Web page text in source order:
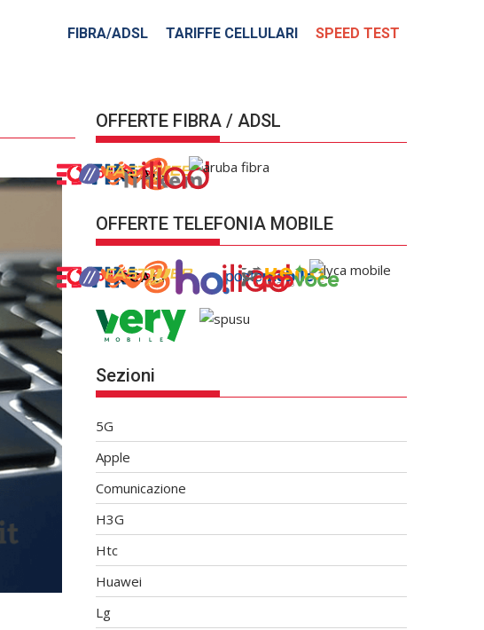
FIBRA/ADSL TARIFFE CELLULARI SPEED TEST
OFFERTE FIBRA / ADSL
OFFERTE TELEFONIA MOBILE
Sezioni
5G
Apple
Comunicazione
H3G
Htc
Huawei
Lg